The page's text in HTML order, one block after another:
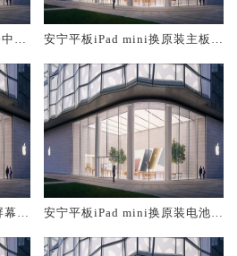
心
安宁平板iPad mini换原装主板维
服
安宁平板iPad mini换原装电池维